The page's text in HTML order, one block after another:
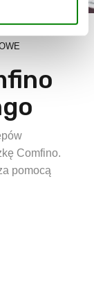
Comfino.
pomocą